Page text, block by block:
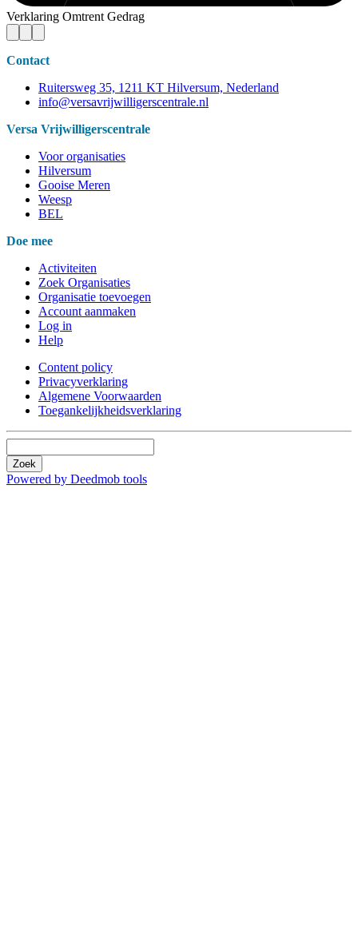
Verklaring Omtrent Gedrag
Contact
Ruitersweg 35, 1211 KT Hilversum, Nederland
info@versavrijwilligerscentrale.nl
Versa Vrijwilligerscentrale
Voor organisaties
Hilversum
Gooise Meren
Weesp
BEL
Doe mee
Activiteiten
Zoek Organisaties
Organisatie toevoegen
Account aanmaken
Log in
Help
Content policy
Privacyverklaring
Algemene Voorwaarden
Toegankelijkheidsverklaring
Zoek
Powered by Deedmob tools